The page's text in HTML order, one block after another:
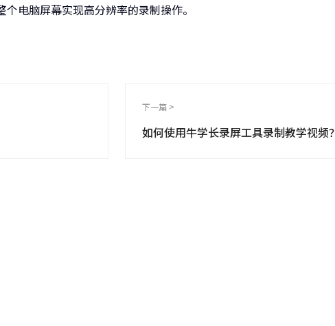
电脑屏幕实现高分辨率的录制操作。
下一篇 >
如何使用牛学长录屏工具录制教学视频？